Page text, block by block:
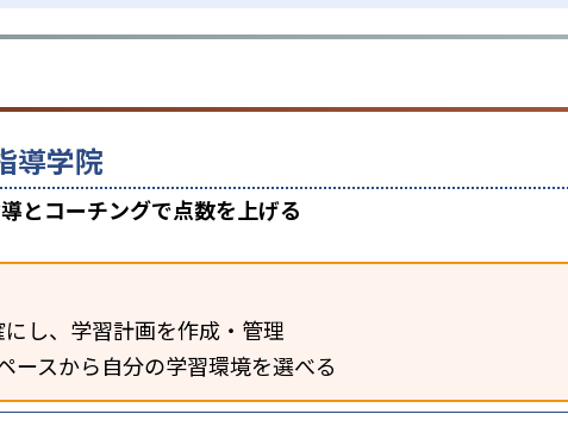
導学院
とコーチングで点数を上げる
し、学習計画を作成・管理
ースから自分の学習環境を選べる